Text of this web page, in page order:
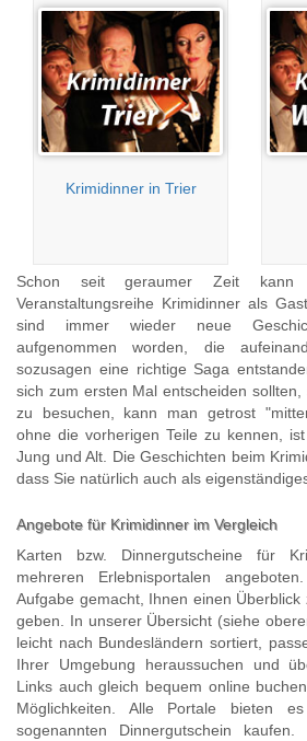
Krimidinner in Trier
Schon seit geraumer Zeit
Veranstaltungsreihe Krimidinner als
sind immer wieder neue
aufgenommen worden, die
sozusagen eine richtige Saga
sich zum ersten Mal entscheiden
zu besuchen, kann man getrost
ohne die vorherigen Teile zu kennen,
Jung und Alt. Die Geschichten beim
dass Sie natürlich auch als
Angebote für Krimidinner im Vergleich
Karten bzw. Dinnergutscheine für
mehreren Erlebnisportalen
Aufgabe gemacht, Ihnen einen Überblick
geben. In unserer Übersicht (siehe
leicht nach Bundesländern sortiert,
Ihrer Umgebung heraussuchen und
Links auch gleich bequem online
Möglichkeiten. Alle Portale bieten
sogenannten Dinnergutschein